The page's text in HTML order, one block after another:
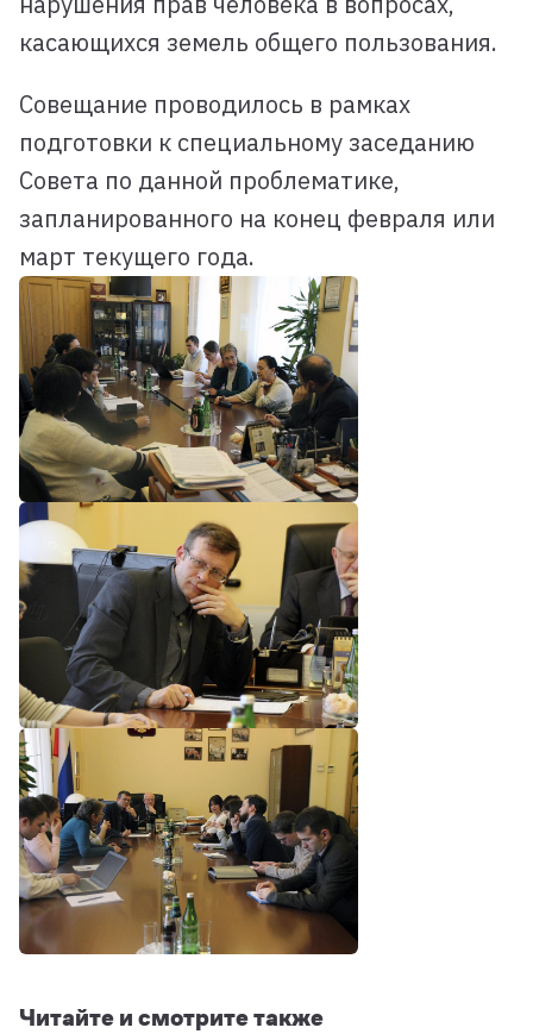
касающихся земель общего пользования.
Совещание проводилось в рамках
подготовки к специальному заседанию
Совета по данной проблематике,
запланированного на конец февраля или
март текущего года.
Читайте и смотрите также